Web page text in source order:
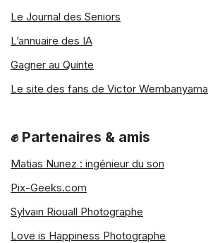
Le Journal des Seniors
L’annuaire des IA
Gagner au Quinte
Le site des fans de Victor Wembanyama
✊ Partenaires & amis
Matias Nunez : ingénieur du son
Pix-Geeks.com
Sylvain Riouall Photographe
Love is Happiness Photographe